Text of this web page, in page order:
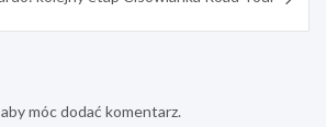
móc dodać komentarz.